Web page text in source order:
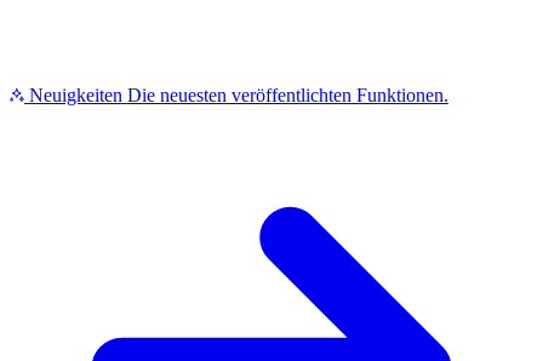
Neuigkeiten Die neuesten veröffentlichten Funktionen.